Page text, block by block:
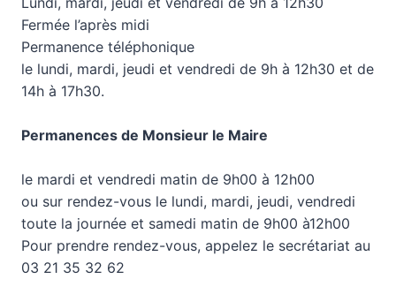
Fermée l’après midi
Permanence téléphonique
le lundi, mardi, jeudi et vendredi de 9h à 12h30 et de
14h à 17h30.
Permanences de Monsieur le Maire
le mardi et vendredi matin de 9h00 à 12h00
ou sur rendez-vous le lundi, mardi, jeudi, vendredi
toute la journée et samedi matin de 9h00 à12h00
Pour prendre rendez-vous, appelez le secrétariat au
03 21 35 32 62